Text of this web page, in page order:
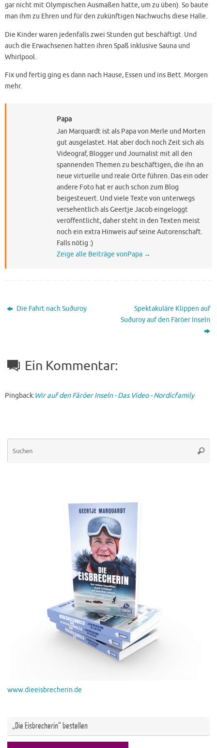
gar nicht mit Olympischen Ausmaßen hatte, um zu üben). So baute
man ihm zu Ehren und für den zukünftigen Nachwuchs diese Halle.
Die Kinder waren jedenfalls zwei Stunden gut beschäftigt. Und
auch die Erwachsenen hatten ihren Spaß inklusive Sauna und
Whirlpool.
Fix und fertig ging es dann nach Hause, Essen und ins Bett. Morgen
mehr.
Papa
Jan Marquardt ist als Papa von Merle und Morten
gut ausgelastet. Hat aber doch noch Zeit sich als
Videograf, Blogger und Journalist mit all den
spannenden Themen zu beschäftigen, die ihn an
neue virtuelle und reale Orte führen. Das ein oder
andere Foto hat er auch schon zum Blog
beigesteuert. Und viele Texte von unterwegs
versehentlich als Geertje Jacob eingeloggt
veröffentlicht, daher steht in den Texten meist
noch ein extra Hinweis auf seine Autorenschaft.
Falls nötig :)
Zeige alle Beiträge vonPapa →
Die Fahrt nach Suðuroy
Spektakuläre Klippen auf
Suðuroy auf den Färöer Inseln
Ein Kommentar:
Pingback:Wir auf den Färöer Inseln - Das Video - Nordicfamily
www.dieeisbrecherin.de
„Die Eisbrecherin“ bestellen